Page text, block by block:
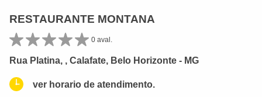
RESTAURANTE MONTANA
0 aval.
Rua Platina, , Calafate, Belo Horizonte - MG
ver horario de atendimento.